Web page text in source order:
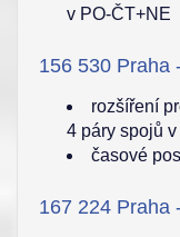
v PO-ČT+NE
156 530 Praha
rozšíření
4 páry spojů
časové
167 224 Praha